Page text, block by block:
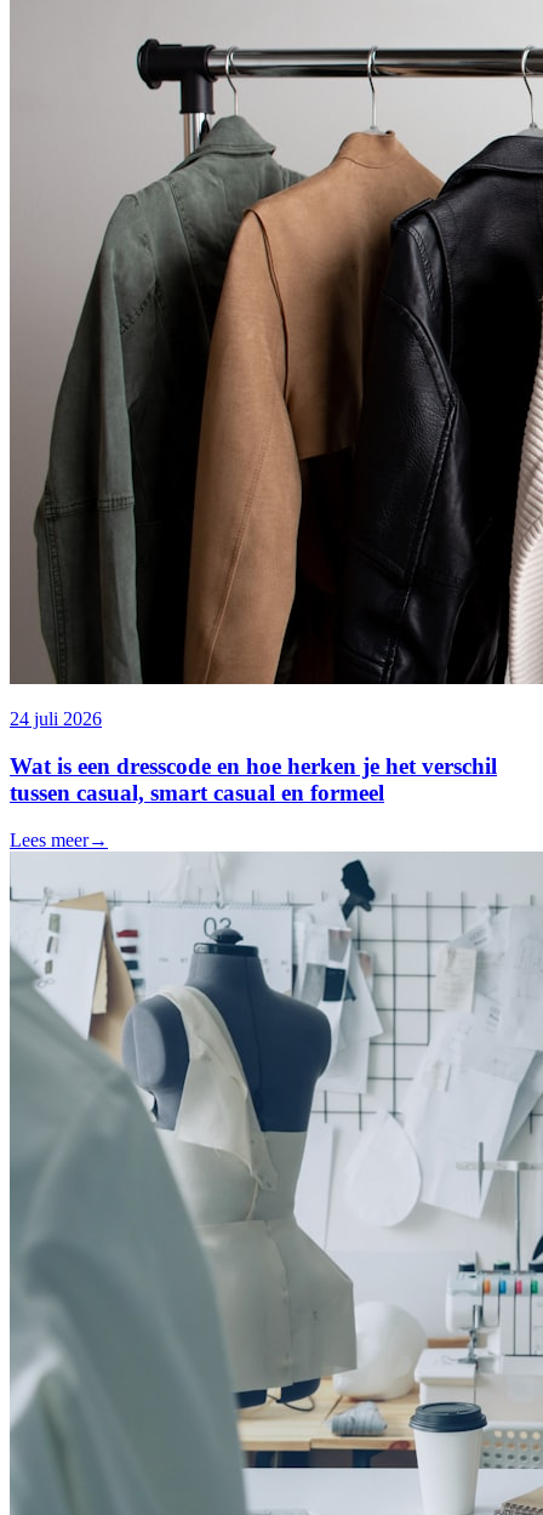
24 juli 2026
Wat is een dresscode en hoe herken je het verschil
tussen casual, smart casual en formeel
Lees meer→